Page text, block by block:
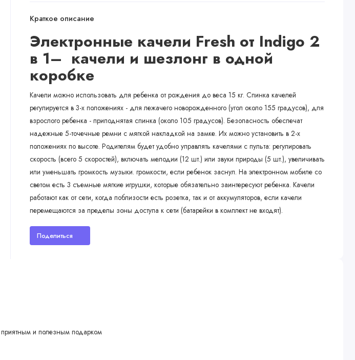
Краткое описание
Электронные качели Fresh от Indigo 2
в 1– качели и шезлонг в одной
коробке
Качели можно использовать для ребенка от рождения до веса 15 кг. Спинка качелей
регулируется в 3-х положениях - для лежачего новорожденного (угол около 155 градусов), для
взрослого ребенка - приподнятая спинка (около 105 градусов). Безопасность обеспечат
надежные 5-точечные ремни с мягкой накладкой на замке. Их можно установить в 2-х
положениях по высоте. Родителям будет удобно управлять качелями с пульта: регулировать
скорость (всего 5 скоростей), включать мелодии (12 шт.) или звуки природы (5 шт.), увеличивать
или уменьшать громкость музыки. громкости, если ребенок заснул. На электронном мобиле со
светом есть 3 съемные мягкие игрушки, которые обязательно заинтересуют ребенка. Качели
работают как от сети, когда поблизости есть розетка, так и от аккумуляторов, если качели
перемещаются за пределы зоны доступа к сети (батарейки в комплект не входят).
Поделиться
приятным и полезным подарком